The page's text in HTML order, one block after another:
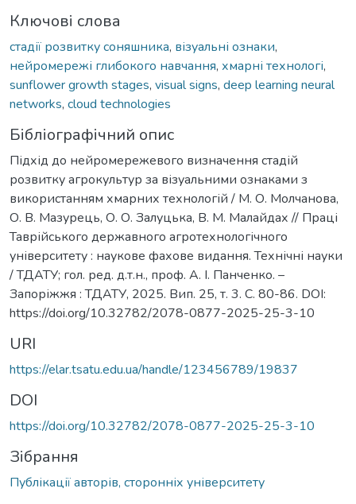
Ключові слова
стадії розвитку соняшника, візуальні ознаки,
нейромережі глибокого навчання, хмарні технологі,
sunflower growth stages, visual signs, deep learning neural
networks, cloud technologies
Бібліографічний опис
Підхід до нейромережевого визначення стадій
розвитку агрокультур за візуальними ознаками з
використанням хмарних технологій / М. О. Молчанова,
О. В. Мазурець, О. О. Залуцька, В. М. Малайдах // Праці
Таврійського державного агротехнологічного
університету : наукове фахове видання. Технічні науки
/ ТДАТУ; гол. ред. д.т.н., проф. А. І. Панченко. –
Запоріжжя : ТДАТУ, 2025. Вип. 25, т. 3. С. 80-86. DOI:
https://doi.org/10.32782/2078-0877-2025-25-3-10
URI
https://elar.tsatu.edu.ua/handle/123456789/19837
DOI
https://doi.org/10.32782/2078-0877-2025-25-3-10
Зібрання
Публікації авторів, сторонніх університету